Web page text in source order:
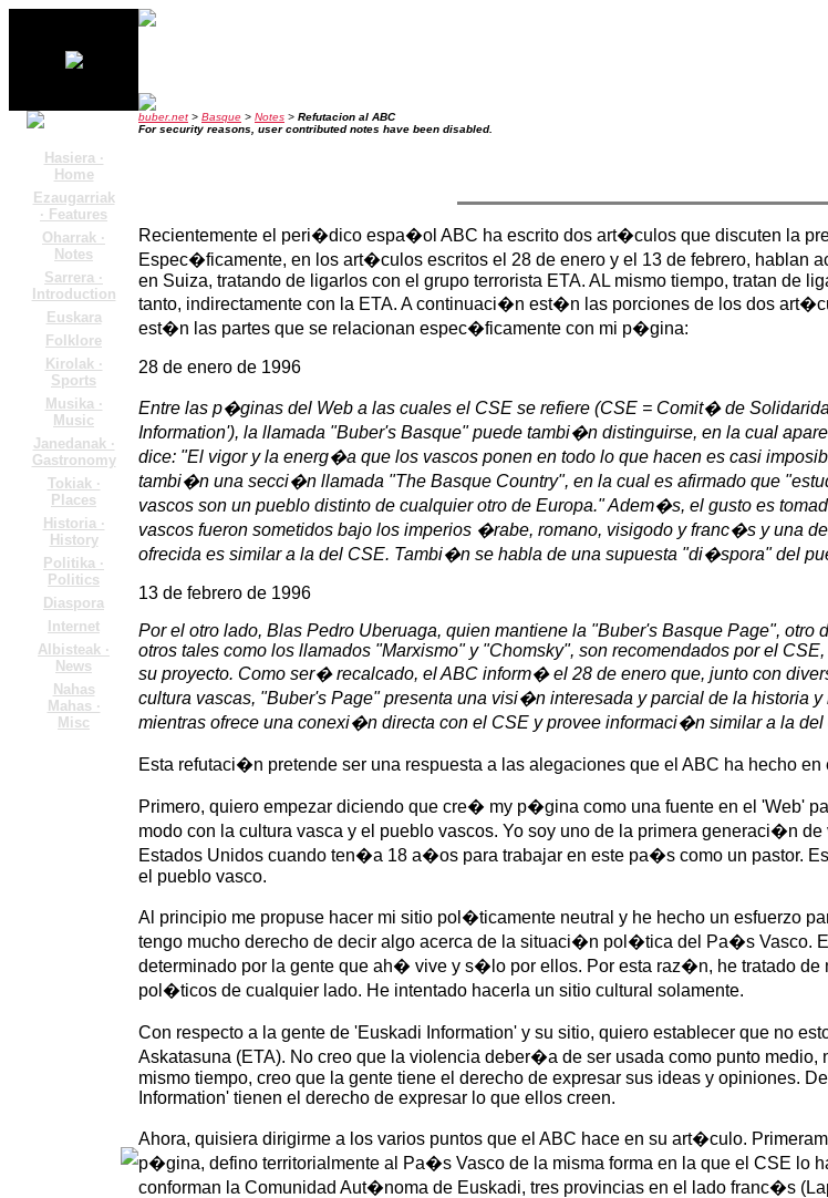
Hasiera ·
Home
Ezaugarriak
· Features
Oharrak ·
Notes
Sarrera ·
Introduction
Euskara
Folklore
Kirolak ·
Sports
Musika ·
Music
Janedanak ·
Gastronomy
Tokiak ·
Places
Historia ·
History
Politika ·
Politics
Diaspora
Internet
Albisteak ·
News
Nahas
Mahas ·
Misc
buber.net > Basque > Notes > Refutacion al ABC
For security reasons, user contributed notes have been disabled.
Recientemente el peri�dico espa�ol ABC ha escrito dos art�culos que discuten la
Espec�ficamente, en los art�culos escritos el 28 de enero y el 13 de febrero, hablan
en Suiza, tratando de ligarlos con el grupo terrorista ETA. AL mismo tiempo, tratan de
tanto, indirectamente con la ETA. A continuaci�n est�n las porciones de los dos
est�n las partes que se relacionan espec�ficamente con mi p�gina:
28 de enero de 1996
Entre las p�ginas del Web a las cuales el CSE se refiere (CSE = Comit� de
Information'), la llamada "Buber's Basque" puede tambi�n distinguirse, en la cual
dice: "El vigor y la energ�a que los vascos ponen en todo lo que hacen es casi
tambi�n una secci�n llamada "The Basque Country", en la cual es afirmado que
vascos son un pueblo distinto de cualquier otro de Europa." Adem�s, el gusto es
vascos fueron sometidos bajo los imperios �rabe, romano, visigodo y franc�s y una
ofrecida es similar a la del CSE. Tambi�n se habla de una supuesta "di�spora" del
13 de febrero de 1996
Por el otro lado, Blas Pedro Uberuaga, quien mantiene la "Buber's Basque Page", otro
otros tales como los llamados "Marxismo" y "Chomsky", son recomendados por el
su proyecto. Como ser� recalcado, el ABC inform� el 28 de enero que, junto con
cultura vascas, "Buber's Page" presenta una visi�n interesada y parcial de la historia
mientras ofrece una conexi�n directa con el CSE y provee informaci�n similar a la
Esta refutaci�n pretende ser una respuesta a las alegaciones que el ABC ha hecho
Primero, quiero empezar diciendo que cre� my p�gina como una fuente en el 'Web'
modo con la cultura vasca y el pueblo vascos. Yo soy uno de la primera generaci�n
Estados Unidos cuando ten�a 18 a�os para trabajar en este pa�s como un pastor.
el pueblo vasco.
Al principio me propuse hacer mi sitio pol�ticamente neutral y he hecho un esfuerzo
tengo mucho derecho de decir algo acerca de la situaci�n pol�tica del Pa�s Vasco.
determinado por la gente que ah� vive y s�lo por ellos. Por esta raz�n, he tratado
pol�ticos de cualquier lado. He intentado hacerla un sitio cultural solamente.
Con respecto a la gente de 'Euskadi Information' y su sitio, quiero establecer que no
Askatasuna (ETA). No creo que la violencia deber�a de ser usada como punto medio,
mismo tiempo, creo que la gente tiene el derecho de expresar sus ideas y opiniones.
Information' tienen el derecho de expresar lo que ellos creen.
Ahora, quisiera dirigirme a los varios puntos que el ABC hace en su art�culo.
p�gina, defino territorialmente al Pa�s Vasco de la misma forma en la que el CSE lo
conforman la Comunidad Aut�noma de Euskadi, tres provincias en el lado franc�s